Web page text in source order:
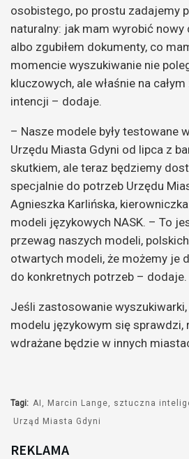
osobistego, po prostu zadajemy
naturalny: jak mam wyrobić
albo zgubiłem dokumenty, co
momencie wyszukiwanie nie
kluczowych, ale właśnie na całym
intencji – dodaje.
– Nasze modele były testowane
Urzędu Miasta Gdyni od lipca z
skutkiem, ale teraz będziemy
specjalnie do potrzeb Urzędu
Agnieszka Karlińska,
modeli językowych NASK. – To
przewag naszych modeli,
otwartych modeli, że możemy je
do konkretnych potrzeb – dodaje.
Jeśli zastosowanie
modelu językowym się sprawdzi,
wdrażane będzie w innych
Tagi: AI Marcin Lange
sztuczna
Urząd Miasta Gdyni
REKLAMA